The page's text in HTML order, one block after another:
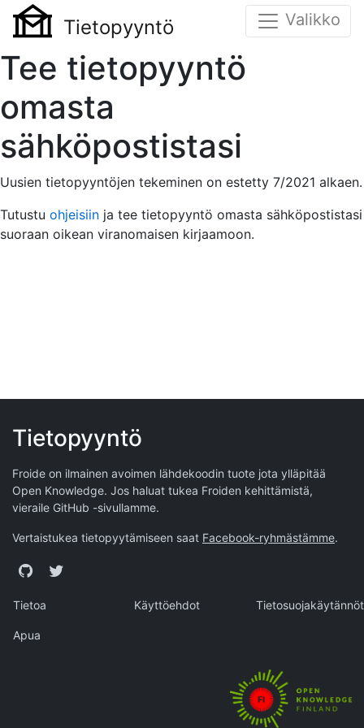
Tietopyyntö Valikko
Tee tietopyyntö
omasta
sähköpostistasi
Uusien tietopyyntöjen tekeminen on estetty 7/2021 alkaen.
Tutustu ohjeisiin ja tee tietopyyntö omasta sähköpostistasi
suoraan oikean viranomaisen kirjaamoon.
Tietopyyntö
Froide on ilmainen avoimen lähdekoodin tuote jota ylläpitää
Open Knowledge. Jos haluat tukea Froiden kehittämistä,
vieraile GitHub -sivullamme.
Vertaistukea tietopyytämiseen saat Facebook-ryhmästämme.
GitHubTwitter
Tietoa Käyttöehdot Tietosuojakäytännöt
Apua